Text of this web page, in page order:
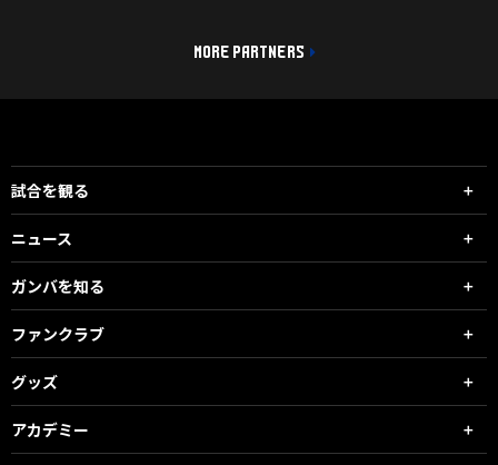
MORE PARTNERS
試合を観る
ニュース
ガンバを知る
ファンクラブ
グッズ
アカデミー